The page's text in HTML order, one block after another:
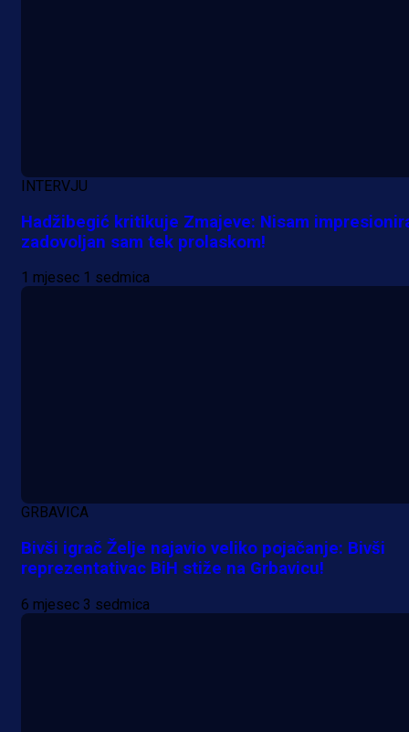
MrBit: Isprati kvalifikacije za
bonus dobrodošlice!
INTERVJU
Hadžibegić kritikuje Zmajeve: Nisam
zadovoljan sam tek prolaskom!
1 mjesec 1 sedmica
GRBAVICA
Bivši igrač Želje najavio veliko pojačanje: Bivši
reprezentativac BiH stiže na Grbavicu!
6 mjesec 3 sedmica